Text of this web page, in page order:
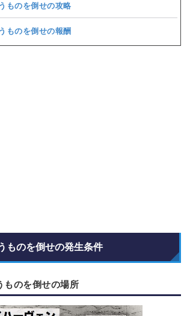
ものを倒せの攻略
ものを倒せの報酬
ものを倒せの発生条件
ものを倒せの場所